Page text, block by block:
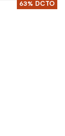
63% DCTO